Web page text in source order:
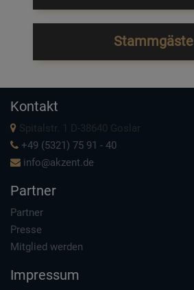
Stammgäste
Kontakt
Spitalstr. 1 D-38640 Goslar
+49 (5321) 75 91 - 40
info@akzent.de
Partner
Partner
Presse
Mitglied werden
Impressum